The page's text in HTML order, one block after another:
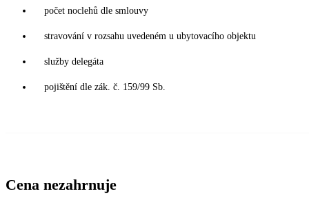
počet noclehů dle smlouvy
stravování v rozsahu uvedeném u ubytovacího objektu
služby delegáta
pojištění dle zák. č. 159/99 Sb.
Cena nezahrnuje